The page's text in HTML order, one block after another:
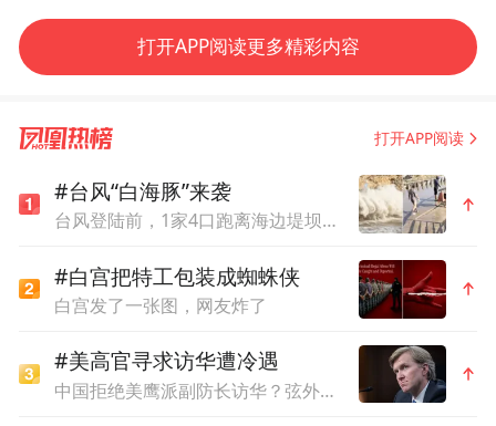
我是慢慢才懂得邓丽君的好看：不是精致曼
妙，是自然有度，眉宇间仿佛有很多话要
说，细品起来又乐而不淫，哀而不伤。
邓丽君的歌也是，初听尽是简单的情绪，甜
是如假包换的甜，愁是不容反驳的愁。
打开APP阅读更多精彩内容
打开APP阅读
#台风“白海豚”来袭
台风登陆前，1家4口跑离海边堤坝，9岁男孩被巨浪卷走
#白宫把特工包装成蜘蛛侠
白宫发了一张图，网友炸了
#美高官寻求访华遭冷遇
中国拒绝美鹰派副防长访华？弦外之音被热议